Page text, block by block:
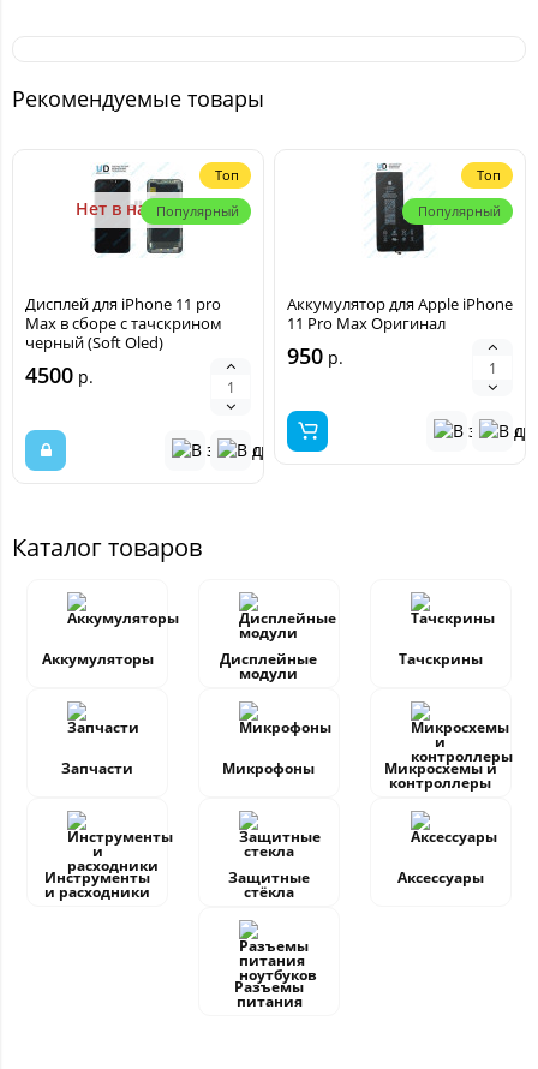
Рекомендуемые товары
Топ
Популярный
Нет в наличии
Дисплей для iPhone 11 pro
Max в сборе с тачскрином
черный (Soft Oled)
4500 р.
Топ
Популярный
Аккумулятор для Apple iPhone
11 Pro Max Оригинал
950 р.
Каталог товаров
Аккумуляторы Дисплейные
модули
Тачскрины
Запчасти Микрофоны Микросхемы и
контроллеры
Инструменты
и расходники
Защитные
стёкла
Аксессуары
Разъемы
питания